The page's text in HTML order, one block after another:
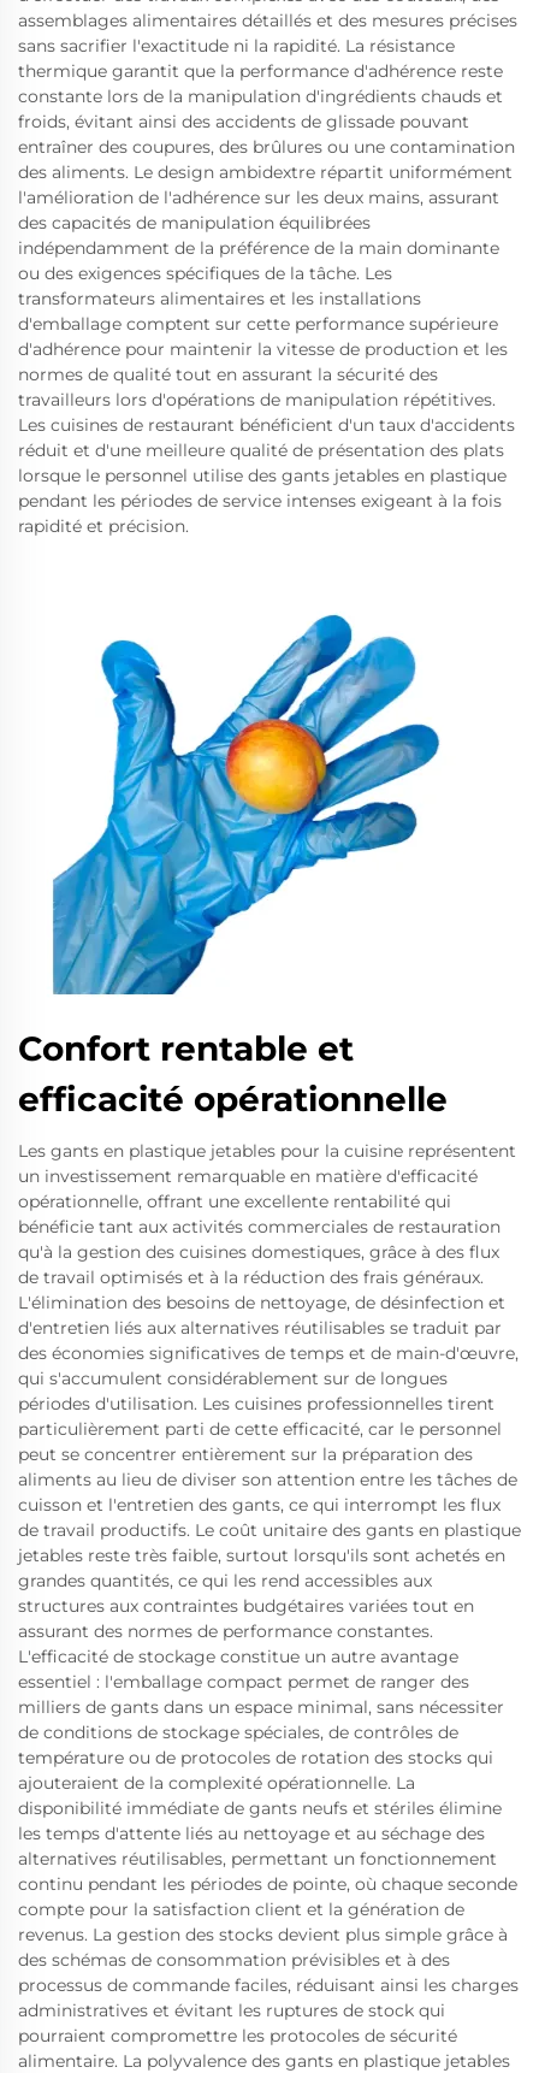
assemblages alimentaires détaillés et des mesures précises
sans sacrifier l'exactitude ni la rapidité. La résistance
thermique garantit que la performance d'adhérence reste
constante lors de la manipulation d'ingrédients chauds et
froids, évitant ainsi des accidents de glissade pouvant
entraîner des coupures, des brûlures ou une contamination
des aliments. Le design ambidextre répartit uniformément
l'amélioration de l'adhérence sur les deux mains, assurant
des capacités de manipulation équilibrées
indépendamment de la préférence de la main dominante
ou des exigences spécifiques de la tâche. Les
transformateurs alimentaires et les installations
d'emballage comptent sur cette performance supérieure
d'adhérence pour maintenir la vitesse de production et les
normes de qualité tout en assurant la sécurité des
travailleurs lors d'opérations de manipulation répétitives.
Les cuisines de restaurant bénéficient d'un taux d'accidents
réduit et d'une meilleure qualité de présentation des plats
lorsque le personnel utilise des gants jetables en plastique
pendant les périodes de service intenses exigeant à la fois
rapidité et précision.
Confort rentable et
efficacité opérationnelle
Les gants en plastique jetables pour la cuisine représentent
un investissement remarquable en matière d'efficacité
opérationnelle, offrant une excellente rentabilité qui
bénéficie tant aux activités commerciales de restauration
qu'à la gestion des cuisines domestiques, grâce à des flux
de travail optimisés et à la réduction des frais généraux.
L'élimination des besoins de nettoyage, de désinfection et
d'entretien liés aux alternatives réutilisables se traduit par
des économies significatives de temps et de main-d'œuvre,
qui s'accumulent considérablement sur de longues
périodes d'utilisation. Les cuisines professionnelles tirent
particulièrement parti de cette efficacité, car le personnel
peut se concentrer entièrement sur la préparation des
aliments au lieu de diviser son attention entre les tâches de
cuisson et l'entretien des gants, ce qui interrompt les flux
de travail productifs. Le coût unitaire des gants en plastique
jetables reste très faible, surtout lorsqu'ils sont achetés en
grandes quantités, ce qui les rend accessibles aux
structures aux contraintes budgétaires variées tout en
assurant des normes de performance constantes.
L'efficacité de stockage constitue un autre avantage
essentiel : l'emballage compact permet de ranger des
milliers de gants dans un espace minimal, sans nécessiter
de conditions de stockage spéciales, de contrôles de
température ou de protocoles de rotation des stocks qui
ajouteraient de la complexité opérationnelle. La
disponibilité immédiate de gants neufs et stériles élimine
les temps d'attente liés au nettoyage et au séchage des
alternatives réutilisables, permettant un fonctionnement
continu pendant les périodes de pointe, où chaque seconde
compte pour la satisfaction client et la génération de
revenus. La gestion des stocks devient plus simple grâce à
des schémas de consommation prévisibles et à des
processus de commande faciles, réduisant ainsi les charges
administratives et évitant les ruptures de stock qui
pourraient compromettre les protocoles de sécurité
alimentaire. La polyvalence des gants en plastique jetables